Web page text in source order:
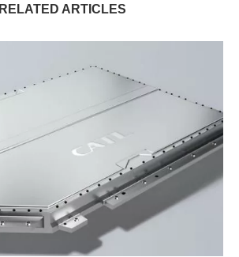
RELATED ARTICLES